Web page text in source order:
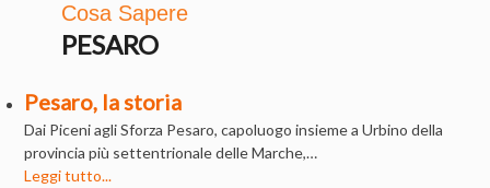
Cosa Sapere
PESARO
Pesaro, la storia
Dai Piceni agli Sforza Pesaro, capoluogo insieme a Urbino della
provincia più settentrionale delle Marche,…
Leggi tutto...